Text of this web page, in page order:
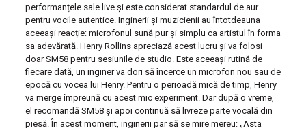
performanțele sale live și este considerat standardul de aur
pentru vocile autentice. Inginerii și muzicienii au întotdeauna
aceeași reacție: microfonul sună pur și simplu ca artistul în forma
sa adevărată. Henry Rollins apreciază acest lucru și va folosi
doar SM58 pentru sesiunile de studio. Este aceeași rutină de
fiecare dată, un inginer va dori să încerce un microfon nou sau de
epocă cu vocea lui Henry. Pentru o perioadă mică de timp, Henry
va merge împreună cu acest mic experiment. Dar după o vreme,
el recomandă SM58 și apoi continuă să livreze parte vocală din
piesă. În acest moment, inginerii par să se mire mereu: „Asta